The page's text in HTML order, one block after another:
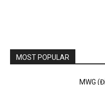
MOST POPULAR
MWG